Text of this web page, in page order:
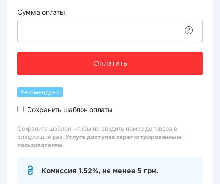
Сумма оплаты
Оплатить
Рекомендуем
Сохранить шаблон оплаты
Сохраните шаблон, чтобы не вводить номер договора в
следующий раз. Услуга доступна зарегистрированным
пользователям.
Комиссия 1.52%, не менее 5 грн.